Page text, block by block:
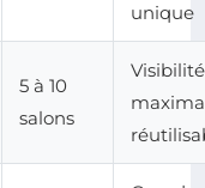
unique
5 à 10
salons
Visibilité